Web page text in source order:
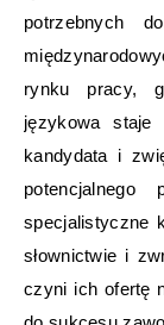
potrzebnych
rynku pracy,
językowa staje
kandydata i
potencjalnego
specjalistyczne
słownictwie i
czyni ich ofertę